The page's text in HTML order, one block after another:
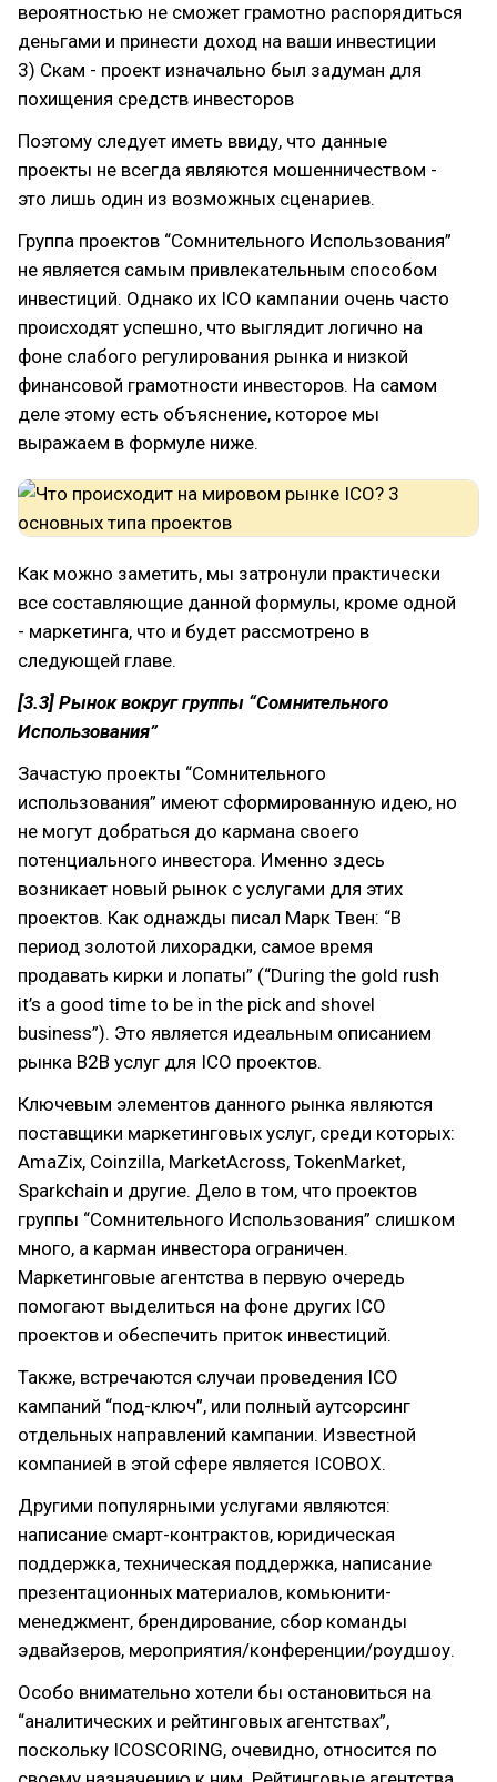
вероятностью не сможет грамотно распорядиться
деньгами и принести доход на ваши инвестиции
3) Скам - проект изначально был задуман для
похищения средств инвесторов
Поэтому следует иметь ввиду, что данные
проекты не всегда являются мошенничеством -
это лишь один из возможных сценариев.
Группа проектов “Сомнительного Использования”
не является самым привлекательным способом
инвестиций. Однако их ICO кампании очень часто
происходят успешно, что выглядит логично на
фоне слабого регулирования рынка и низкой
финансовой грамотности инвесторов. На самом
деле этому есть объяснение, которое мы
выражаем в формуле ниже.
Как можно заметить, мы затронули практически
все составляющие данной формулы, кроме одной
- маркетинга, что и будет рассмотрено в
следующей главе.
[3.3] Рынок вокруг группы “Сомнительного
Использования”
Зачастую проекты “Сомнительного
использования” имеют сформированную идею, но
не могут добраться до кармана своего
потенциального инвестора. Именно здесь
возникает новый рынок с услугами для этих
проектов. Как однажды писал Марк Твен: “В
период золотой лихорадки, самое время
продавать кирки и лопаты” (“During the gold rush
it’s a good time to be in the pick and shovel
business”). Это является идеальным описанием
рынка B2B услуг для ICO проектов.
Ключевым элементов данного рынка являются
поставщики маркетинговых услуг, среди которых:
AmaZix, Coinzilla, MarketAcross, TokenMarket,
Sparkchain и другие. Дело в том, что проектов
группы “Сомнительного Использования” слишком
много, а карман инвестора ограничен.
Маркетинговые агентства в первую очередь
помогают выделиться на фоне других ICO
проектов и обеспечить приток инвестиций.
Также, встречаются случаи проведения ICO
кампаний “под-ключ”, или полный аутсорсинг
отдельных направлений кампании. Известной
компанией в этой сфере является ICOBOX.
Другими популярными услугами являются:
написание смарт-контрактов, юридическая
поддержка, техническая поддержка, написание
презентационных материалов, комьюнити-
менеджмент, брендирование, сбор команды
эдвайзеров, мероприятия/конференции/роудшоу.
Особо внимательно хотели бы остановиться на
“аналитических и рейтинговых агентствах”,
поскольку ICOSCORING, очевидно, относится по